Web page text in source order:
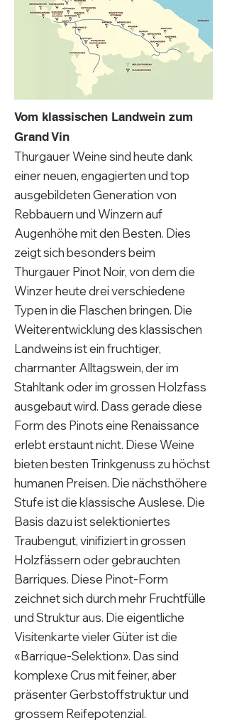
Vom klassischen Landwein zum
Grand Vin
Thurgauer Weine sind heute dank
einer neuen, engagierten und top
ausgebildeten Generation von
Rebbauern und Winzern auf
Augenhöhe mit den Besten. Dies
zeigt sich besonders beim
Thurgauer Pinot Noir, von dem die
Winzer heute drei verschiedene
Typen in die Flaschen bringen. Die
Weiterentwicklung des klassischen
Landweins ist ein fruchtiger,
charmanter Alltagswein, der im
Stahltank oder im grossen Holzfass
ausgebaut wird. Dass gerade diese
Form des Pinots eine Renaissance
erlebt erstaunt nicht. Diese Weine
bieten besten Trinkgenuss zu höchst
humanen Preisen. Die nächsthöhere
Stufe ist die klassische Auslese. Die
Basis dazu ist selektioniertes
Traubengut, vinifiziert in grossen
Holzfässern oder gebrauchten
Barriques. Diese Pinot-Form
zeichnet sich durch mehr Fruchtfülle
und Struktur aus. Die eigentliche
Visitenkarte vieler Güter ist die
«Barrique-Selektion». Das sind
komplexe Crus mit feiner, aber
präsenter Gerbstoffstruktur und
grossem Reifepotenzial.